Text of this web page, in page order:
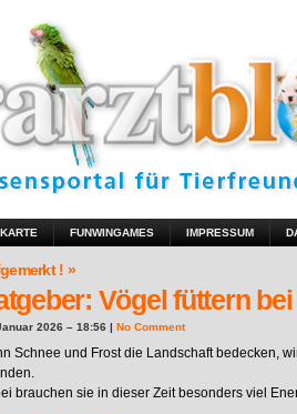
FUNWINGAMES IMPRESSUM
! »
Vögel füttern
2026 – 18:56 | No Comment
Schnee und Frost die Landschaft bedecken,
brauchen sie in dieser Zeit besonders viel